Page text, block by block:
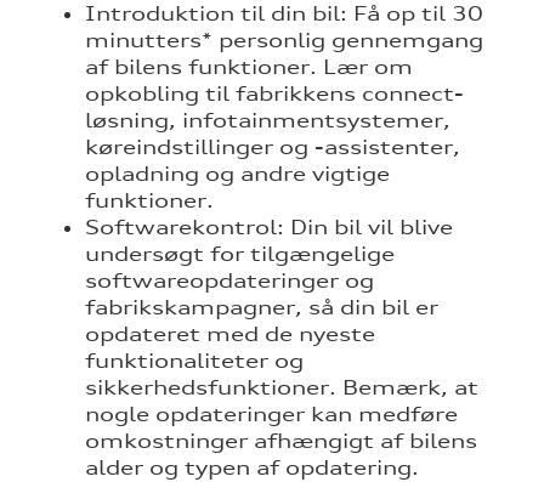
Introduktion til din bil: Få op til 30
minutters* personlig gennemgang
af bilens funktioner. Lær om
opkobling til fabrikkens connect-
løsning, infotainmentsystemer,
køreindstillinger og -assistenter,
opladning og andre vigtige
funktioner.
Softwarekontrol: Din bil vil blive
undersøgt for tilgængelige
softwareopdateringer og
fabrikskampagner, så din bil er
opdateret med de nyeste
funktionaliteter og
sikkerhedsfunktioner. Bemærk, at
nogle opdateringer kan medføre
omkostninger afhængigt af bilens
alder og typen af opdatering.